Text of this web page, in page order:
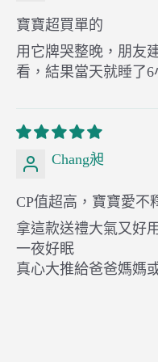
寶寶超買單的
用它牌哭整晚，朋友
看，結果當天就睡了6
Chang昶
CP值超高，寶寶愛不
拿這款送禮大氣又好
一夜好眠
真心大推給爸爸媽媽